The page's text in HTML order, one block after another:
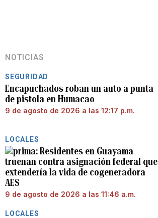
NOTICIAS
SEGURIDAD
Encapuchados roban un auto a punta
de pistola en Humacao
9 de agosto de 2026 a las 12:17 p.m.
LOCALES
Residentes en Guayama
truenan contra asignación federal que
extendería la vida de cogeneradora
AES
9 de agosto de 2026 a las 11:46 a.m.
LOCALES